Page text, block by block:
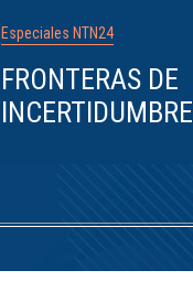
Especiales NTN24
FRONTERAS DE
INCERTIDUMBRE